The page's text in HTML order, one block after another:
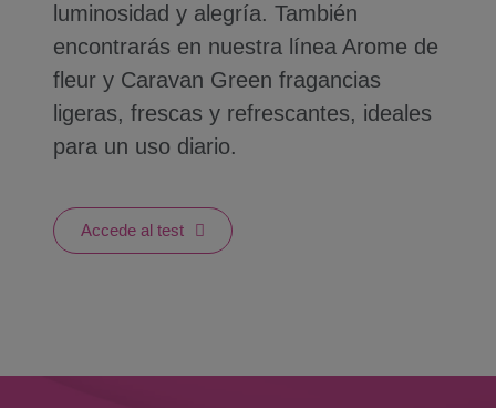
luminosidad y alegría. También
encontrarás en nuestra línea Arome de
fleur y Caravan Green fragancias
ligeras, frescas y refrescantes, ideales
para un uso diario.
Accede al test